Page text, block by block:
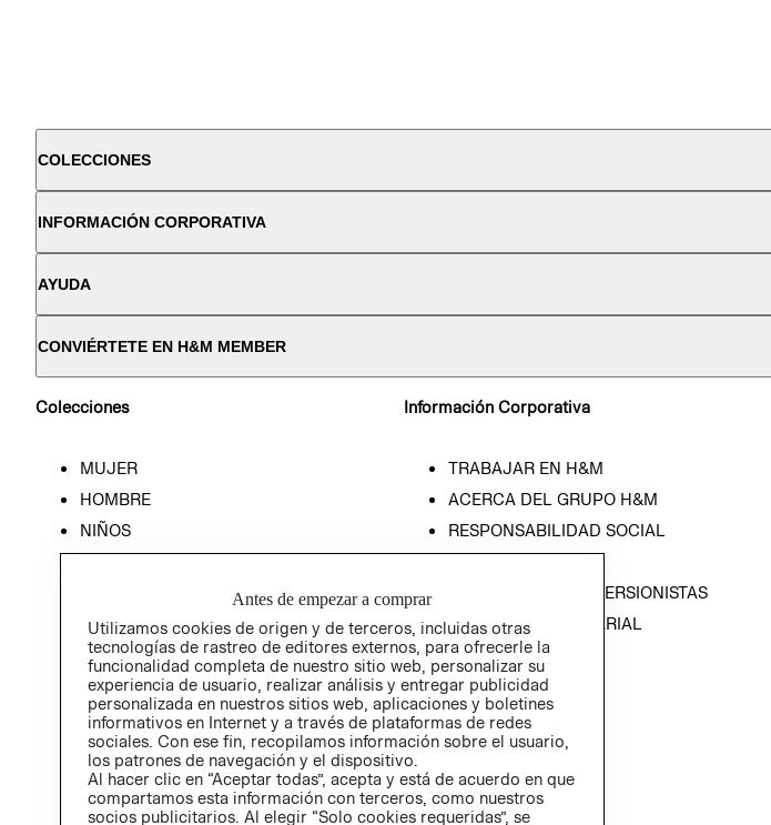
COLECCIONES
INFORMACIÓN CORPORATIVA
AYUDA
CONVIÉRTETE EN H&M MEMBER
Colecciones
MUJER
HOMBRE
NIÑOS
Información Corporativa
TRABAJAR EN H&M
ACERCA DEL GRUPO H&M
RESPONSABILIDAD SOCIAL
RELACIÓN CON INVERSIONISTAS
POLÍTICA EMPRESARIAL
Antes de empezar a comprar
Utilizamos cookies de origen y de terceros, incluidas otras
tecnologías de rastreo de editores externos, para ofrecerle la
funcionalidad completa de nuestro sitio web, personalizar su
experiencia de usuario, realizar análisis y entregar publicidad
personalizada en nuestros sitios web, aplicaciones y boletines
informativos en Internet y a través de plataformas de redes
sociales. Con ese fin, recopilamos información sobre el usuario,
los patrones de navegación y el dispositivo.
Al hacer clic en “Aceptar todas”, acepta y está de acuerdo en que
compartamos esta información con terceros, como nuestros
socios publicitarios. Al elegir “Solo cookies requeridas”, se